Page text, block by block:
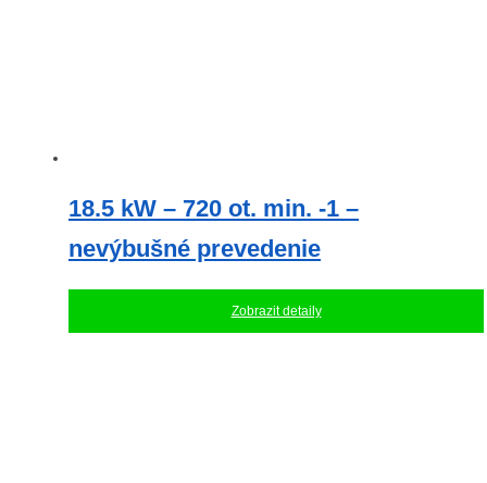
18.5 kW – 720 ot. min. -1 –
nevýbušné prevedenie
Zobrazit detaily